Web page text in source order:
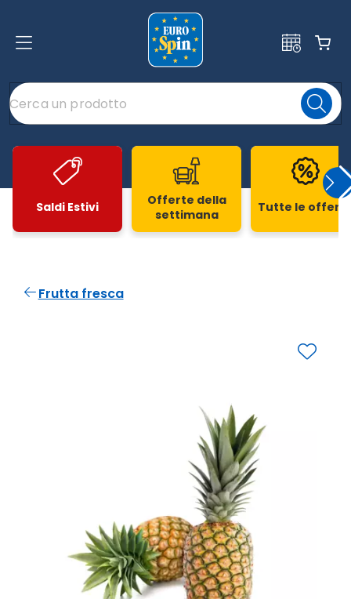
Saldi Estivi
Offerte della
settimana
Tutte le
Frutta fresca